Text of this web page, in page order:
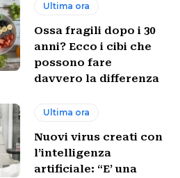
Ultima ora
Ossa fragili dopo i 30
anni? Ecco i cibi che
possono fare
davvero la differenza
Ultima ora
Nuovi virus creati con
l’intelligenza
artificiale: “E’ una